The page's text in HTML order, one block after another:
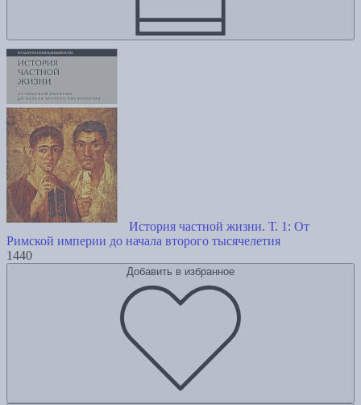
История частной жизни. Т. 1: От
Римской империи до начала второго тысячелетия
1440
Добавить в избранное